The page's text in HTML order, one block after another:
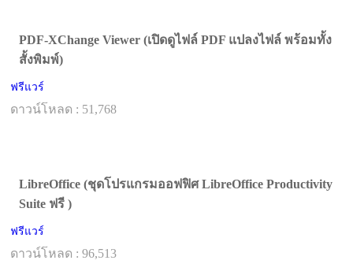
PDF-XChange Viewer (เปิดดูไฟล์ PDF แปลงไฟล์ พร้อมทั้ง
สั้งพิมพ์)
ฟรีแวร์
ดาวน์โหลด : 51,768
LibreOffice (ชุดโปรแกรมออฟฟิศ LibreOffice Productivity
Suite ฟรี )
ฟรีแวร์
ดาวน์โหลด : 96,513